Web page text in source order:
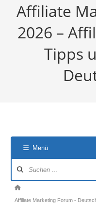
Affiliate
2026 –
Tipps
Menü
Navigation
Forum-
Breadcrumbs
Affiliate Marketing Forum -